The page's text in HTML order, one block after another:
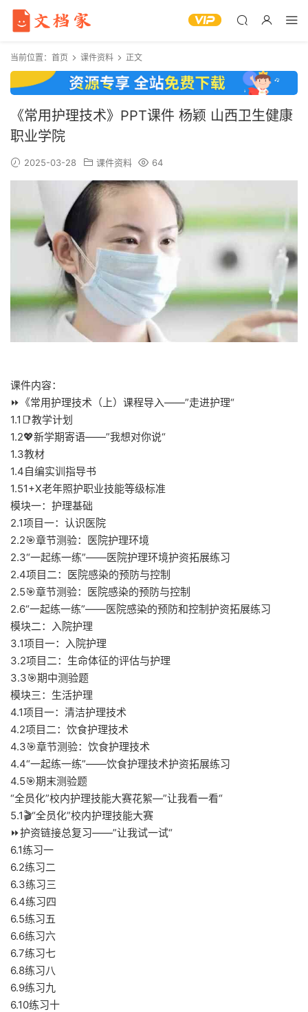
当前位置： 首页 课件资料 正文
《常用护理技术》PPT课件 杨颖 山西卫生健康
职业学院
2025-03-28 课件资料 64
课件内容：
⏩《常用护理技术（上）课程导入——”走进护理“
1.1📑教学计划
1.2💖新学期寄语——”我想对你说“
1.3教材
1.4自编实训指导书
1.51+X老年照护职业技能等级标准
模块一：护理基础
2.1项目一：认识医院
2.2🎯章节测验：医院护理环境
2.3“一起练一练”——医院护理环境护资拓展练习
2.4项目二：医院感染的预防与控制
2.5🎯章节测验：医院感染的预防与控制
2.6“一起练一练”——医院感染的预防和控制护资拓展练习
模块二：入院护理
3.1项目一：入院护理
3.2项目二：生命体征的评估与护理
3.3🎯期中测验题
模块三：生活护理
4.1项目一：清洁护理技术
4.2项目二：饮食护理技术
4.3🎯章节测验：饮食护理技术
4.4“一起练一练”——饮食护理技术护资拓展练习
4.5🎯期末测验题
“全员化”校内护理技能大赛花絮—”让我看一看“
5.1🎬“全员化”校内护理技能大赛
⏩护资链接总复习——”让我试一试“
6.1练习一
6.2练习二
6.3练习三
6.4练习四
6.5练习五
6.6练习六
6.7练习七
6.8练习八
6.9练习九
6.10练习十